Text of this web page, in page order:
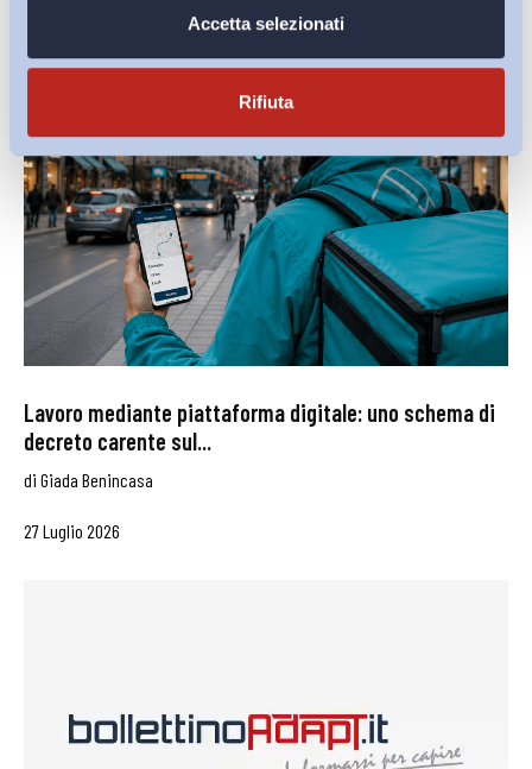
Accetta selezionati
Rifiuta
Lavoro mediante piattaforma digitale: uno schema di
decreto carente sul...
di Giada Benincasa
27 Luglio 2026